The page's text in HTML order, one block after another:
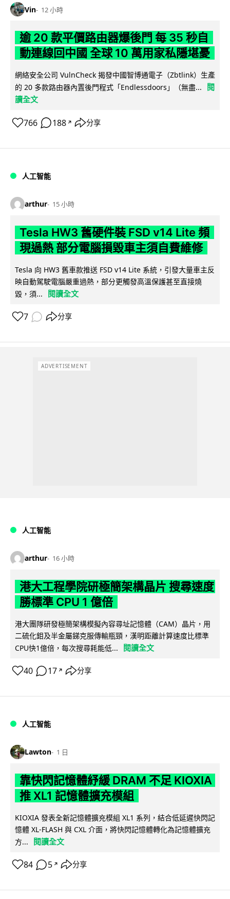
Vin 12 小時
逾 20 款平價路由器爆後門 每 35 秒自
動連線回中國 全球 10 萬用家私隱堪憂
網絡安全公司 VulnCheck 揭發中國智博通電子（Zbtlink）生產
的 20 多款路由器內置後門程式「Endlessdoors」（無盡...
閱
讀全文
766 188 ↗ 分享
人工智能
arthur 15 小時
Tesla HW3 舊硬件裝 FSD v14 Lite 頻
現過熱 部分電腦損毀車主須自費維修
Tesla 向 HW3 舊車款推送 FSD v14 Lite 系統，引發大量車主反
映自動駕駛電腦嚴重過熱，部分更觸發高溫保護甚至直接燒
毀，須...
閱讀全文
7 分享
ADVERTISEMENT
人工智能
arthur 16 小時
港大工程學院研極簡架構晶片 搜尋速度
勝標準 CPU 1 億倍
港大團隊研發極簡架構模擬內容尋址記憶體（CAM）晶片，用
二硫化鉬及半金屬銻克服傳輸瓶頸，漢明距離計算速度比標準
CPU快1億倍，每次搜尋耗能低...
閱讀全文
40 17 ↗ 分享
人工智能
Lawton 1 日
靠快閃記憶體紓緩 DRAM 不足 KIOXIA
推 XL1 記憶體擴充模組
KIOXIA 發表全新記憶體擴充模組 XL1 系列，結合低延遲快閃記
憶體 XL-FLASH 與 CXL 介面，將快閃記憶體轉化為記憶體擴充
方...
閱讀全文
84 5 ↗ 分享